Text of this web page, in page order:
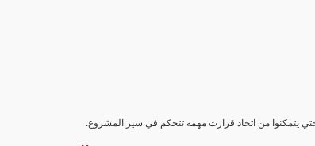
حتي يتمكنوا من اتخاذ قرارت مهمه تتحكم في سير المشروع.